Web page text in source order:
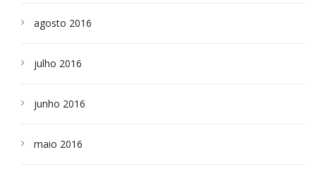
agosto 2016
julho 2016
junho 2016
maio 2016